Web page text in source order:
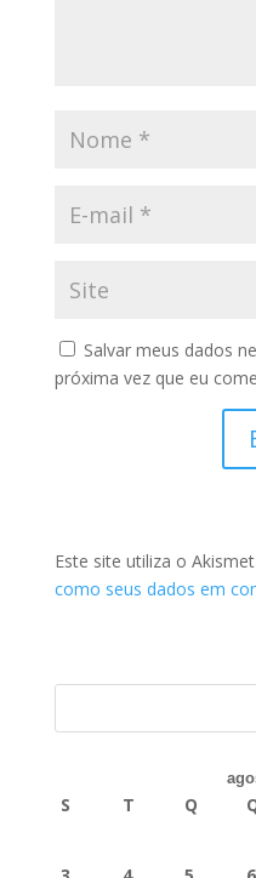
Salvar meus dados
próxima vez que eu
Este site utiliza o
como seus dados em
S T Q